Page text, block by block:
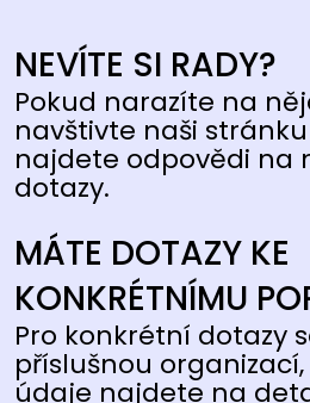
NEVÍTE SI RADY?
Pokud narazíte na
navštivte naši stránku
najdete odpovědi na
dotazy.
MÁTE DOTAZY KE
KONKRÉTNÍMU
Pro konkrétní dotazy
příslušnou
údaje najdete na